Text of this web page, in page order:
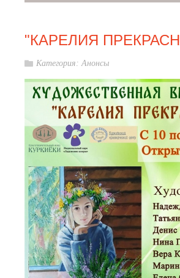
"КАРЕЛИЯ
Категория: Анонсы